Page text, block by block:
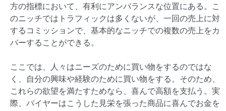
方の指標において、有利にアンバランスな位置にある。こ
のニッチではトラフィックは多くないが、一回の売上に対
するコミッションで、基本的なニッチでの複数の売上をカ
バーすることができる。
ここでは、人々はニーズのために買い物をするのではな
く、自分の興味や経験のために買い物をする。そのため、
これらの欲望を満たすためなら、喜んで高額を支払う。実
際、バイヤーはこうした見栄を張った商品に喜んでお金を